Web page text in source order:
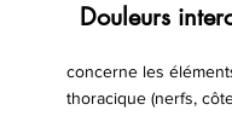
Douleurs
concerne les
thoracique (nerfs,